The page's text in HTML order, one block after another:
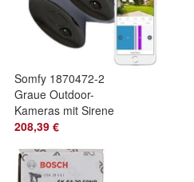
Somfy 1870472-2
Graue Outdoor-
Kameras mit Sirene
110 dB &
208,39 €